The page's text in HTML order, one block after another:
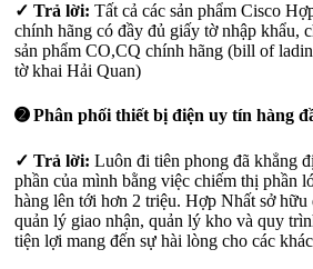
✓ Trả lời: Tất cả các sản phẩm Cisco
chính hãng có đầy đủ giấy tờ nhập khẩu,
sản phẩm CO,CQ chính hãng (bill of
tờ khai Hải Quan)
➋ Phân phối thiết bị điện uy tín hàng
✓ Trả lời: Luôn đi tiên phong đã khẳng
phần của mình bằng việc chiếm thị phần
hàng lên tới hơn 2 triệu. Hợp Nhất sở hữu
quản lý giao nhận, quản lý kho và quy
tiện lợi mang đến sự hài lòng cho các